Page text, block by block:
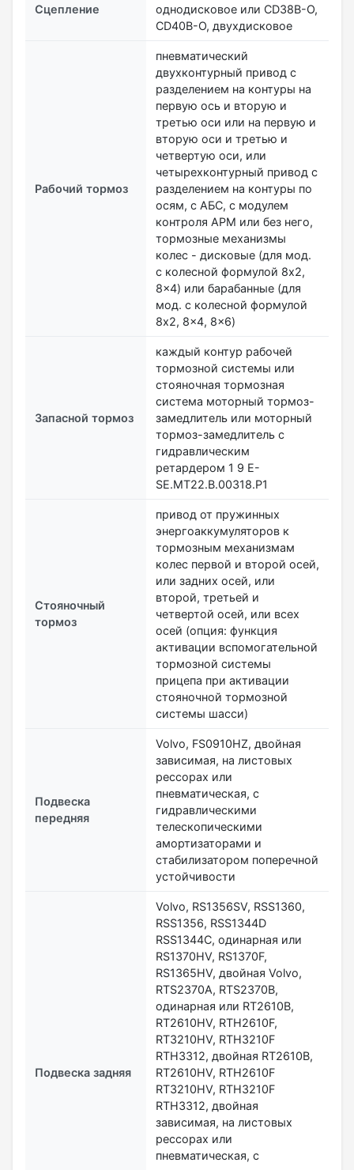
Сцепление
однодисковое или CD38B-O,
CD40B-O, двухдисковое
Рабочий тормоз
пневматический
двухконтурный привод с
разделением на контуры на
первую ось и вторую и
третью оси или на первую и
вторую оси и третью и
четвертую оси, или
четырехконтурный привод с
разделением на контуры по
осям, с АБС, с модулем
контроля АPM или без него,
тормозные механизмы
колес - дисковые (для мод.
с колесной формулой 8x2,
8x4) или барабанные (для
мод. с колесной формулой
8x2, 8x4, 8x6)
Запасной тормоз
каждый контур рабочей
тормозной системы или
стояночная тормозная
система моторный тормоз-
замедлитель или моторный
тормоз-замедлитель с
гидравлическим
ретардером 1 9 E-
SE.MT22.В.00318.Р1
Стояночный
тормоз
привод от пружинных
энергоаккумуляторов к
тормозным механизмам
колес первой и второй осей,
или задних осей, или
второй, третьей и
четвертой осей, или всех
осей (опция: функция
активации вспомогательной
тормозной системы
прицепа при активации
стояночной тормозной
системы шасси)
Подвеска
передняя
Volvo, FS0910HZ, двойная
зависимая, на листовых
рессорах или
пневматическая, с
гидравлическими
телескопическими
амортизаторами и
стабилизатором поперечной
устойчивости
Подвеска задняя
Volvo, RS1356SV, RSS1360,
RSS1356, RSS1344D
RSS1344C, одинарная или
RS1370HV, RS1370F,
RS1365HV, двойная Volvo,
RTS2370A, RTS2370B,
одинарная или RT2610B,
RT2610HV, RTH2610F,
RT3210HV, RTH3210F
RTH3312, двойная RT2610B,
RT2610HV, RTH2610F
RT3210HV, RTH3210F
RTH3312, двойная
зависимая, на листовых
рессорах или
пневматическая, с